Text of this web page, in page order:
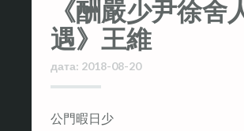
《酬嚴少尹徐舍
遇》王維
дата: 2018-08-20
公門暇日少